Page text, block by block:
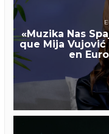
«Muzika Nas
que Mija
en